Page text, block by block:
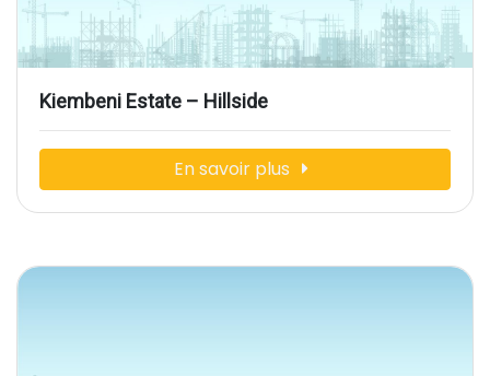
Kiembeni Estate – Hillside
En savoir plus